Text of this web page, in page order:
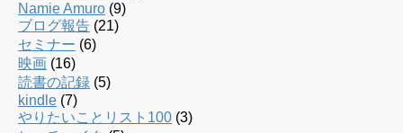
Namie Amuro (9)
ブログ報告 (21)
セミナー (6)
映画 (16)
読書の記録 (5)
kindle (7)
やりたいことリスト100 (3)